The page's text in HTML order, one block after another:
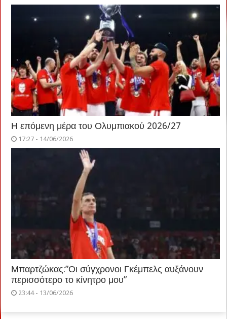
Η επόμενη μέρα του Ολυμπιακού 2026/27
17:27 - 14/06/2026
Μπαρτζώκας:”Οι σύγχρονοι Γκέμπελς αυξάνουν
περισσότερο το κίνητρο μου”
23:44 - 13/06/2026